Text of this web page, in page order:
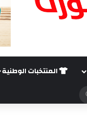
المنتخبات الوطنية